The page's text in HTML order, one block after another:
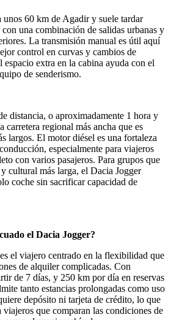
unos 60 km de Agadir y suele tardar
una combinación de salidas urbanas y
La transmisión manual es útil aquí
control en curvas y cambios de
espacio extra en la cabina ayuda con el
de senderismo.
distancia, o aproximadamente 1 hora y
carretera regional más ancha que es
largos. El motor diésel es una fortaleza
especialmente para viajeros
con varios pasajeros. Para grupos que
cultural más larga, el Dacia Jogger
coche sin sacrificar capacidad de
el Dacia Jogger?
el viajero centrado en la flexibilidad que
de alquiler complicadas. Con
de 7 días, y 250 km por día en reservas
tanto estancias prolongadas como uso
depósito ni tarjeta de crédito, lo que
viajeros que comparan las condiciones de